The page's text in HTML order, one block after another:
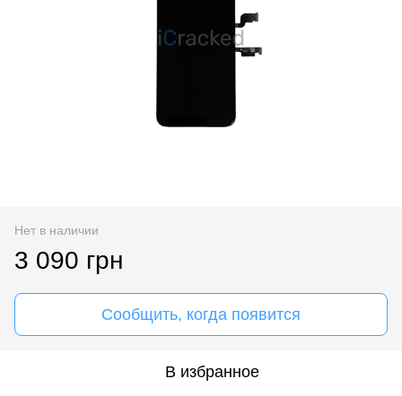
Нет в наличии
3 090 грн
Сообщить, когда появится
В избранное